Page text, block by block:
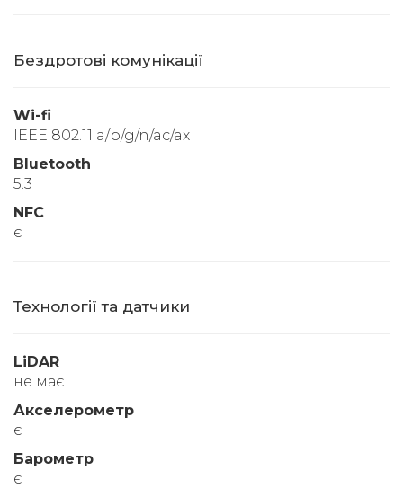
Бездротові комунікації
Wi-fi
IEEE 802.11 a/b/g/n/ac/ax
Bluetooth
5.3
NFC
є
Технології та датчики
LiDAR
не має
Акселерометр
є
Барометр
є